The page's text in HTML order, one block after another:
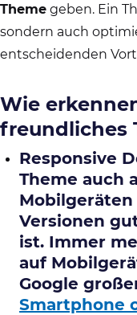
Theme geben. Ein
sondern auch
entscheidenden
Wie
freundliches
Responsive
Theme auch
Versionen
ist. Immer
auf
Google
Smartphone